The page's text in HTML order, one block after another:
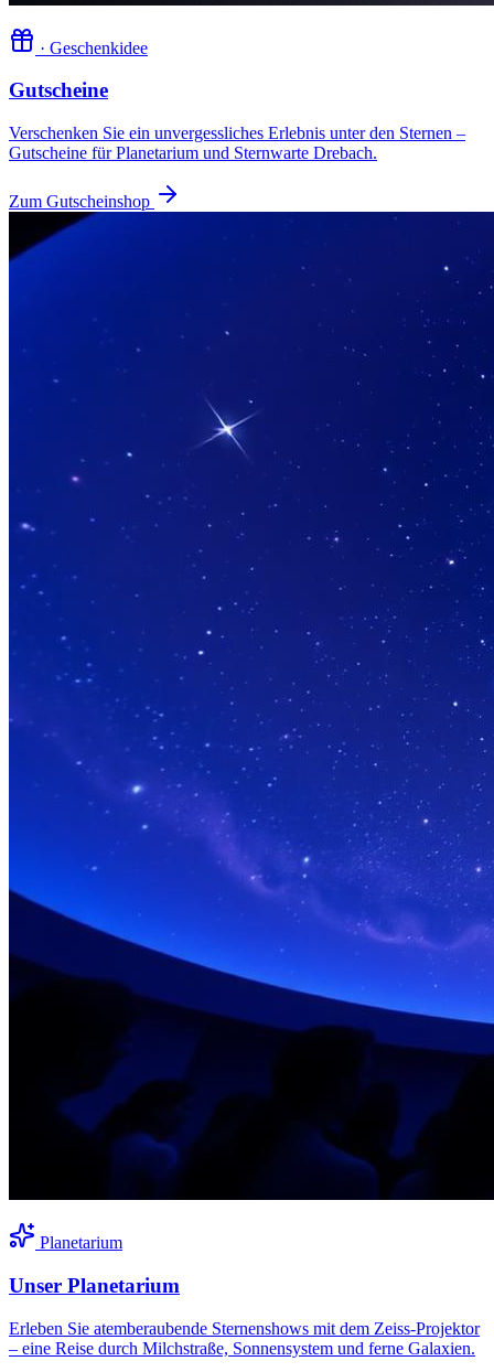
· Geschenkidee
Gutscheine
Verschenken Sie ein unvergessliches Erlebnis unter den Sternen –
Gutscheine für Planetarium und Sternwarte Drebach.
Zum Gutscheinshop
Planetarium
Unser Planetarium
Erleben Sie atemberaubende Sternenshows mit dem Zeiss-Projektor
– eine Reise durch Milchstraße, Sonnensystem und ferne Galaxien.